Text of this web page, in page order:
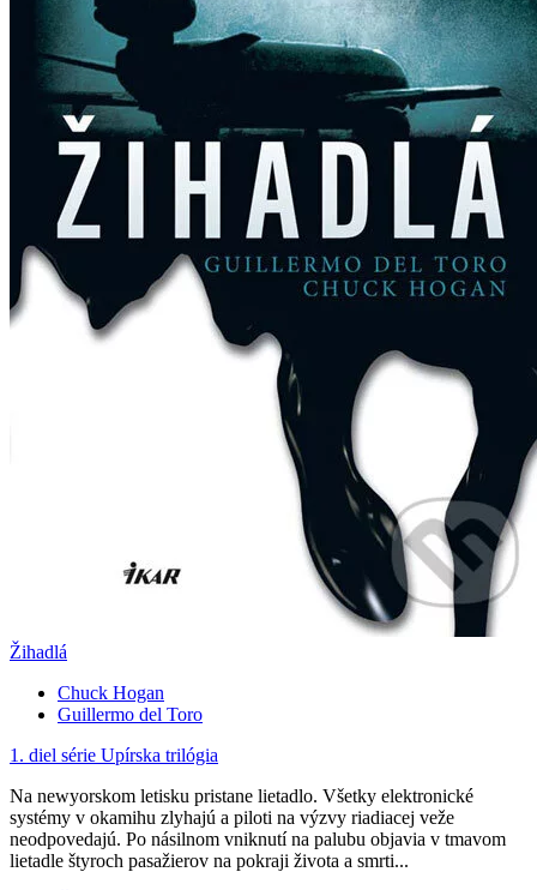
Žihadlá
Chuck Hogan
Guillermo del Toro
1. diel série Upírska trilógia
Na newyorskom letisku pristane lietadlo. Všetky elektronické
systémy v okamihu zlyhajú a piloti na výzvy riadiacej veže
neodpovedajú. Po násilnom vniknutí na palubu objavia v tmavom
lietadle štyroch pasažierov na pokraji života a smrti...